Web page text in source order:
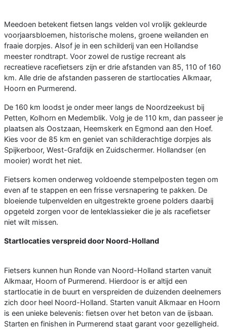
Meedoen betekent fietsen langs velden vol vrolijk gekleurde
voorjaarsbloemen, historische molens, groene weilanden en
fraaie dorpjes. Alsof je in een schilderij van een Hollandse
meester rondtrapt. Voor zowel de rustige recreant als
recreatieve racefietsers zijn er drie afstanden van 85, 110 of 160
km. Alle drie de afstanden passeren de startlocaties Alkmaar,
Hoorn en Purmerend.
De 160 km loodst je onder meer langs de Noordzeekust bij
Petten, Kolhorn en Medemblik. Volg je de 110 km, dan passeer je
plaatsen als Oostzaan, Heemskerk en Egmond aan den Hoef.
Kies voor de 85 km en geniet van schilderachtige dorpjes als
Spijkerboor, West-Grafdijk en Zuidschermer. Hollandser (en
mooier) wordt het niet.
Fietsers komen onderweg voldoende stempelposten tegen om
even af te stappen en een frisse versnapering te pakken. De
bloeiende tulpenvelden en uitgestrekte groene polders daarbij
opgeteld zorgen voor de lenteklassieker die je als racefietser
niet wilt missen.
Startlocaties verspreid door Noord-Holland
Fietsers kunnen hun Ronde van Noord-Holland starten vanuit
Alkmaar, Hoorn of Purmerend. Hierdoor is er altijd een
startlocatie in de buurt en verspreiden de duizenden deelnemers
zich door heel Noord-Holland. Starten vanuit Alkmaar en Hoorn
is een unieke belevenis: fietsen over het beton van de ijsbaan.
Starten en finishen in Purmerend staat garant voor gezelligheid.